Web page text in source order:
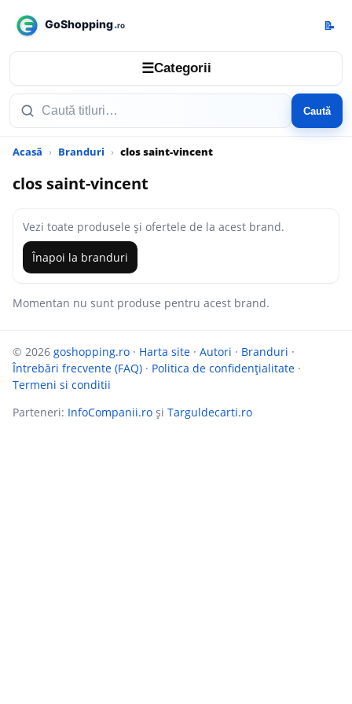
☰Categorii
Caută
📝
Acasă Branduri clos saint-vincent
clos saint-vincent
Vezi toate produsele și ofertele de la acest brand.
Înapoi la branduri
Momentan nu sunt produse pentru acest brand.
© 2026 goshopping.ro · Harta site · Autori · Branduri ·
Întrebări frecvente (FAQ) · Politica de confidențialitate ·
Termeni si conditii
Parteneri: InfoCompanii.ro și Targuldecarti.ro